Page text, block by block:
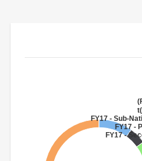
FY17 - Sub-
FY17 -
FY17 -